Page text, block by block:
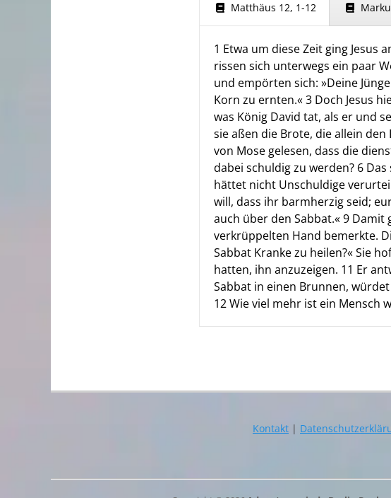
Matthäus 12, 1-12
1 Etwa um diese Zeit ging Jesus
rissen sich unterwegs ein paar
und empörten sich: »Deine
Korn zu ernten.« 3 Doch Jesus
was König David tat, als er und
sie aßen die Brote, die allein
von Mose gelesen, dass die
dabei schuldig zu werden? 6
hättet nicht Unschuldige
will, dass ihr barmherzig seid;
auch über den Sabbat.« 9
verkrüppelten Hand bemerkte.
Sabbat Kranke zu heilen?« Sie
hatten, ihn anzuzeigen. 11 Er
Sabbat in einen Brunnen,
12 Wie viel mehr ist ein Mensch
Kontakt |